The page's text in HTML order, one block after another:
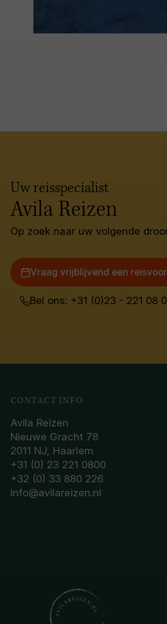
Uw reisspecialist
Avila Reizen
Op zoek naar uw volgende
Vraag vrijblijvend een
Bel ons: +31 (0)23 - 221 08
CONTACT INFO
Avila Reizen
Nieuwe Gracht 78
2011 NJ, Haarlem
+31 (0) 23 221 0800
+32 (0) 33 880 226
info@avilareizen.nl